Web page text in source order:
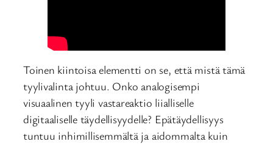
Toinen kiintoisa elementti on se, että mistä tämä
tyylivalinta johtuu. Onko analogisempi
visuaalinen tyyli vastareaktio liialliselle
digitaaliselle täydellisyydelle? Epätäydellisyys
tuntuu inhimillisemmältä ja aidommalta kuin